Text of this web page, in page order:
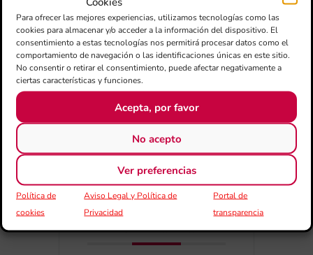
Para ofrecer las mejores experiencias, utilizamos tecnologías como las
cookies para almacenar y/o acceder a la información del dispositivo. El
consentimiento a estas tecnologías nos permitirá procesar datos como el
comportamiento de navegación o las identificaciones únicas en este sitio.
No consentir o retirar el consentimiento, puede afectar negativamente a
ciertas características y funciones.
Acepta, por favor
No acepto
Ver preferencias
Política de
cookies
Aviso Legal y Política de
Privacidad
Portal de
transparencia
+ Afegir a Google Calendar
Exportar + iCal / Outlook
ESDEVENIMENT